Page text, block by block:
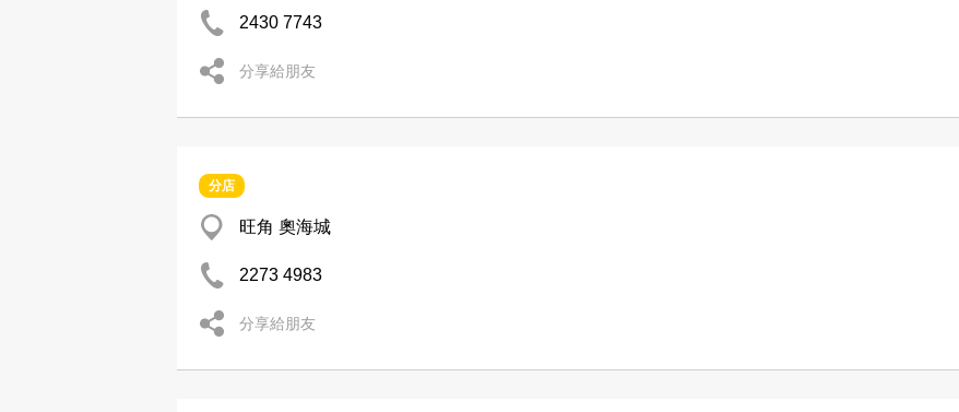
2430 7743
分享給朋友
分店
旺角 奧海城
2273 4983
分享給朋友